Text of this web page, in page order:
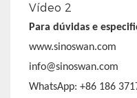
Vídeo 2
Para dúvidas e
www.sinoswan.com
info@sinoswan.com
WhatsApp: +86 186